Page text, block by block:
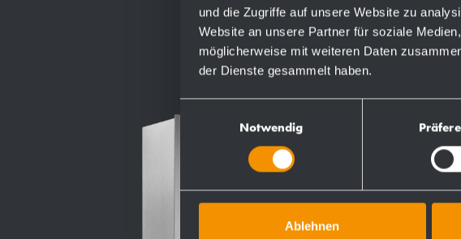
und die Zugriffe auf unsere Website zu
Website an unsere Partner für soziale
möglicherweise mit weiteren Daten
der Dienste gesammelt haben.
Notwendig
Ablehnen